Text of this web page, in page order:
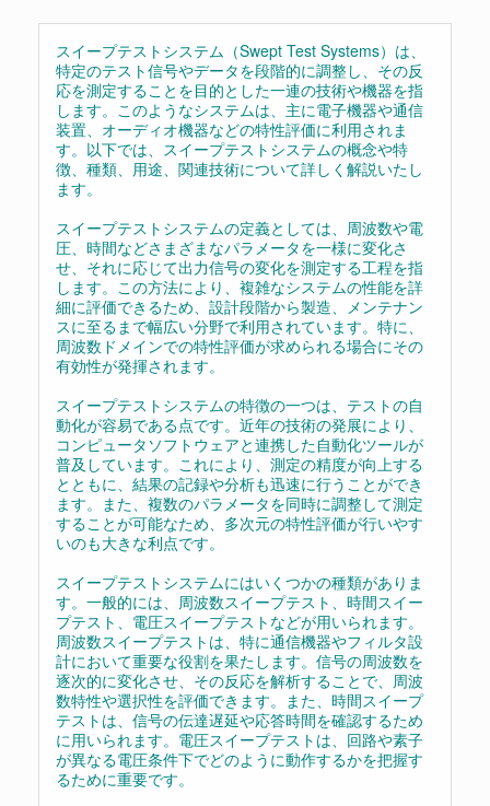
スイープテストシステム（Swept Test Systems）は、
特定のテスト信号やデータを段階的に調整し、その反
応を測定することを目的とした一連の技術や機器を指
します。このようなシステムは、主に電子機器や通信
装置、オーディオ機器などの特性評価に利用されま
す。以下では、スイープテストシステムの概念や特
徴、種類、用途、関連技術について詳しく解説いたし
ます。
スイープテストシステムの定義としては、周波数や電
圧、時間などさまざまなパラメータを一様に変化さ
せ、それに応じて出力信号の変化を測定する工程を指
します。この方法により、複雑なシステムの性能を詳
細に評価できるため、設計段階から製造、メンテナン
スに至るまで幅広い分野で利用されています。特に、
周波数ドメインでの特性評価が求められる場合にその
有効性が発揮されます。
スイープテストシステムの特徴の一つは、テストの自
動化が容易である点です。近年の技術の発展により、
コンピュータソフトウェアと連携した自動化ツールが
普及しています。これにより、測定の精度が向上する
とともに、結果の記録や分析も迅速に行うことができ
ます。また、複数のパラメータを同時に調整して測定
することが可能なため、多次元の特性評価が行いやす
いのも大きな利点です。
スイープテストシステムにはいくつかの種類がありま
す。一般的には、周波数スイープテスト、時間スイー
プテスト、電圧スイープテストなどが用いられます。
周波数スイープテストは、特に通信機器やフィルタ設
計において重要な役割を果たします。信号の周波数を
逐次的に変化させ、その反応を解析することで、周波
数特性や選択性を評価できます。また、時間スイープ
テストは、信号の伝達遅延や応答時間を確認するため
に用いられます。電圧スイープテストは、回路や素子
が異なる電圧条件下でどのように動作するかを把握す
るために重要です。